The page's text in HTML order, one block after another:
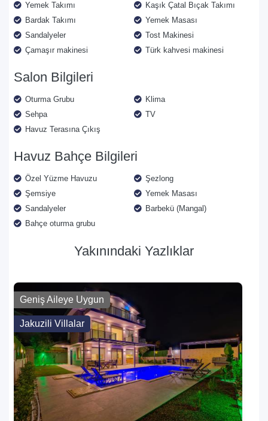
Yemek Takımı
Kaşık Çatal Bıçak Takımı
Bardak Takımı
Yemek Masası
Sandalyeler
Tost Makinesi
Çamaşır makinesi
Türk kahvesi makinesi
Salon Bilgileri
Oturma Grubu
Klima
Sehpa
TV
Havuz Terasına Çıkış
Havuz Bahçe Bilgileri
Özel Yüzme Havuzu
Şezlong
Şemsiye
Yemek Masası
Sandalyeler
Barbekü (Mangal)
Bahçe oturma grubu
Yakınındaki Yazlıklar
Geniş Aileye Uygun
Jakuzili Villalar